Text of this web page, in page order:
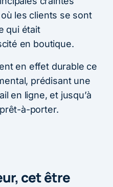
les clients se sont
qui était
en boutique.
en effet durable ce
prédisant une
en ligne, et jusqu’à
à-porter.
cet être